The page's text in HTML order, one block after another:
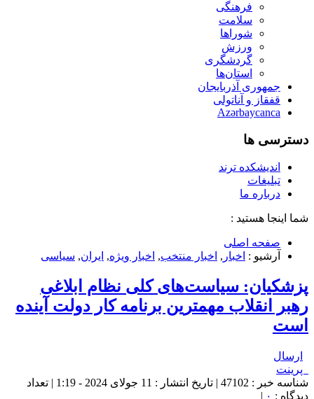
فرهنگی
سلامت
شوراها
ورزش
گردشگری
استان‌ها
جمهوری آذربایجان
قفقاز و آناتولی
Azərbaycanca
دسترسی ها
اندیشکده ترند
تبلیغات
درباره ما
شما اینجا هستید :
صفحه اصلی
آرشیو : اخبار , اخبار منتخب, اخبار ویژه, ایران, سیاسی
پزشکیان: سیاست‌های کلی نظام ابلاغی
رهبر انقلاب مهمترین برنامه کار دولت آینده
است
ارسال
پرینت
شناسه خبر : 47102 | تاریخ انتشار : 11 جولای 2024 - 1:19 | تعداد
دیدگاه : ۰ |